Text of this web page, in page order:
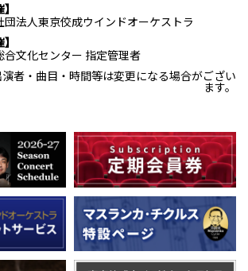
団法人東京佼成ウインドオーケストラ
合文化センター 指定管理者
者・曲目・時間等は変更になる場合がござい
ます。